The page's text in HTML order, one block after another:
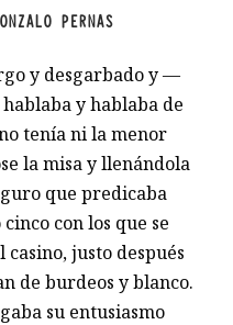
PERNAS
y desgarbado y —
y hablaba de
tenía ni la menor
la misa y llenándola
que predicaba
con los que se
justo después
de burdeos y blanco.
su entusiasmo